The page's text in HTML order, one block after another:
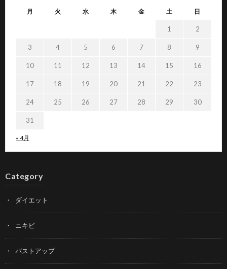
月 火 水 木 金 土 日
« 4月
1 2
3 4 5 6 7 8 9
10 11 12 13 14 15 16
17 18 19 20 21 22 23
24 25 26 27 28 29 30
31
Category
ダイエット
ニキビ
バストアップ